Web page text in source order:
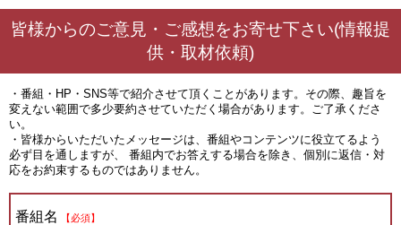
皆様からのご意見・ご感想をお寄せ下さい(情報提
供・取材依頼)
・番組・HP・SNS等で紹介させて頂くことがあります。その際、趣旨を
変えない範囲で多少要約させていただく場合があります。ご了承くださ
い。
・皆様からいただいたメッセージは、番組やコンテンツに役立てるよう
必ず目を通しますが、 番組内でお答えする場合を除き、個別に返信・対
応をお約束するものではありません。
番組名 【必須】